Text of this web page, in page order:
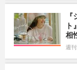
ト
相
週